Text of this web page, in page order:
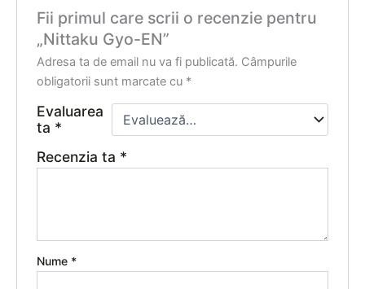
Fii primul care scrii o recenzie pentru
„Nittaku Gyo-EN”
Adresa ta de email nu va fi publicată. Câmpurile
obligatorii sunt marcate cu *
Evaluarea
ta *
Recenzia ta *
Nume *